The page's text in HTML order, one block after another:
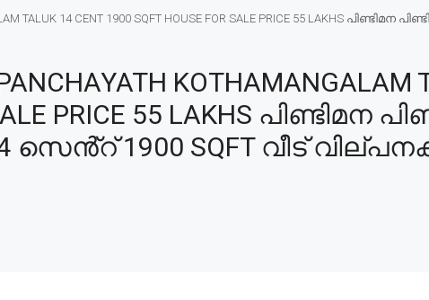
TALUK 14 CENT 1900 SQFT HOUSE FOR SALE PRICE 55 LAKHS
KOTHAMANGALAM
SALE PRICE 55 LAKHS
1900 SQFT വീട്